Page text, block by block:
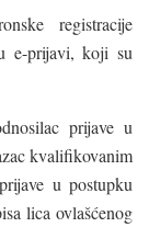
registracije
e-prijavi, koji su
prijave u
kvalifikovanim
u postupku
lica ovlašćenog